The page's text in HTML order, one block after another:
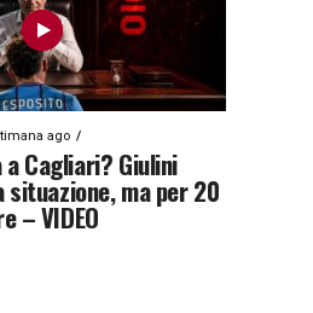
ago
Cagliari? Giulini
ma per 20
– VIDEO